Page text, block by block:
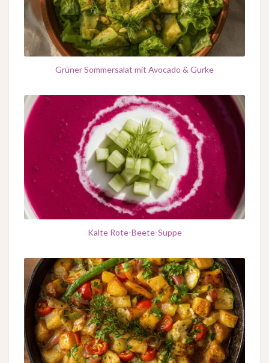
Grüner Sommersalat mit Avocado & Gurke
Kalte Rote-Beete-Suppe